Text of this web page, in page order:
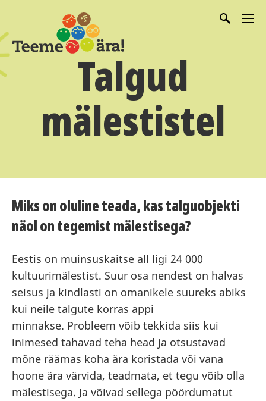
Talgud
mälestistel
Miks on oluline teada, kas talguobjekti
näol on tegemist mälestisega?
Eestis on muinsuskaitse all ligi 24 000
kultuurimälestist. Suur osa nendest on halvas
seisus ja kindlasti on omanikele suureks abiks
kui neile talgute korras appi
minnakse. Probleem võib tekkida siis kui
inimesed tahavad teha head ja otsustavad
mõne räämas koha ära koristada või vana
hoone ära värvida, teadmata, et tegu võib olla
mälestisega. Ja võivad sellega pöördumatut